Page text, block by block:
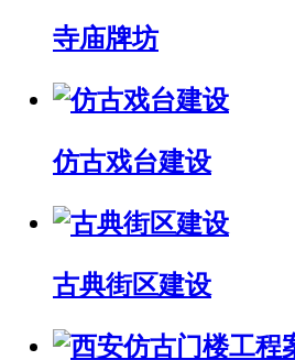
寺庙牌坊
仿古戏台建设
古典街区建设